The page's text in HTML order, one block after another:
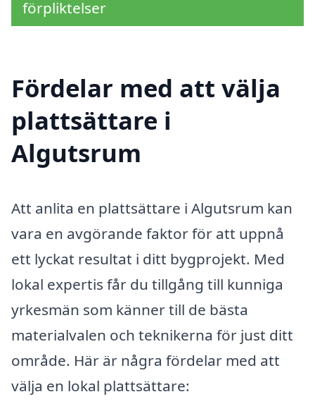
förpliktelser
Fördelar med att välja
plattsättare i
Algutsrum
Att anlita en plattsättare i Algutsrum kan
vara en avgörande faktor för att uppnå
ett lyckat resultat i ditt bygprojekt. Med
lokal expertis får du tillgång till kunniga
yrkesmän som känner till de bästa
materialvalen och teknikerna för just ditt
område. Här är några fördelar med att
välja en lokal plattsättare: